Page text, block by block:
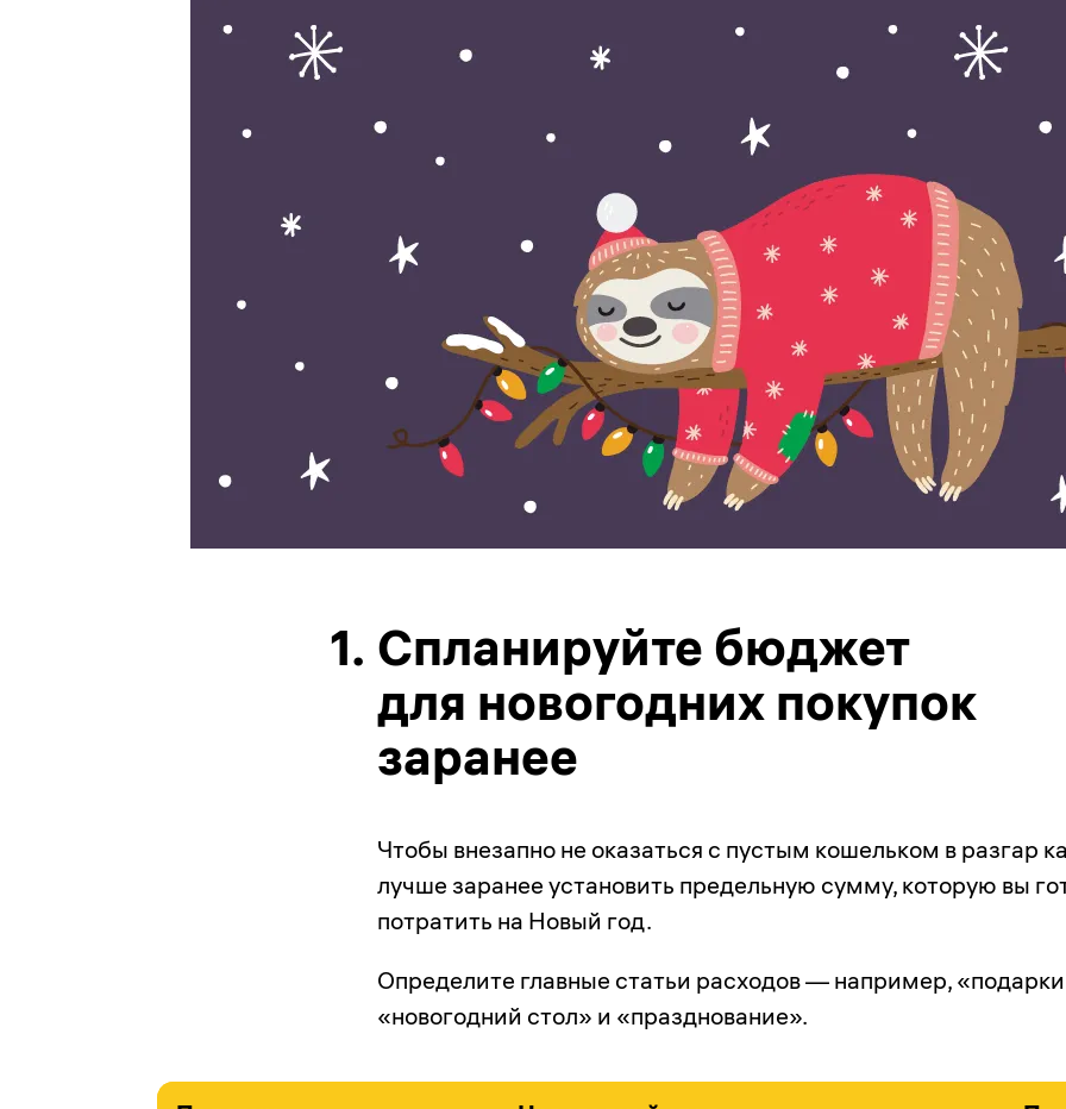
1. Спланируйте бюджет
для новогодних покупок
заранее
Чтобы внезапно не оказаться с пустым кошельком в разгар
лучше заранее установить предельную сумму, которую вы
потратить на Новый год.
Определите главные статьи расходов — например,
«новогодний стол» и «празднование».